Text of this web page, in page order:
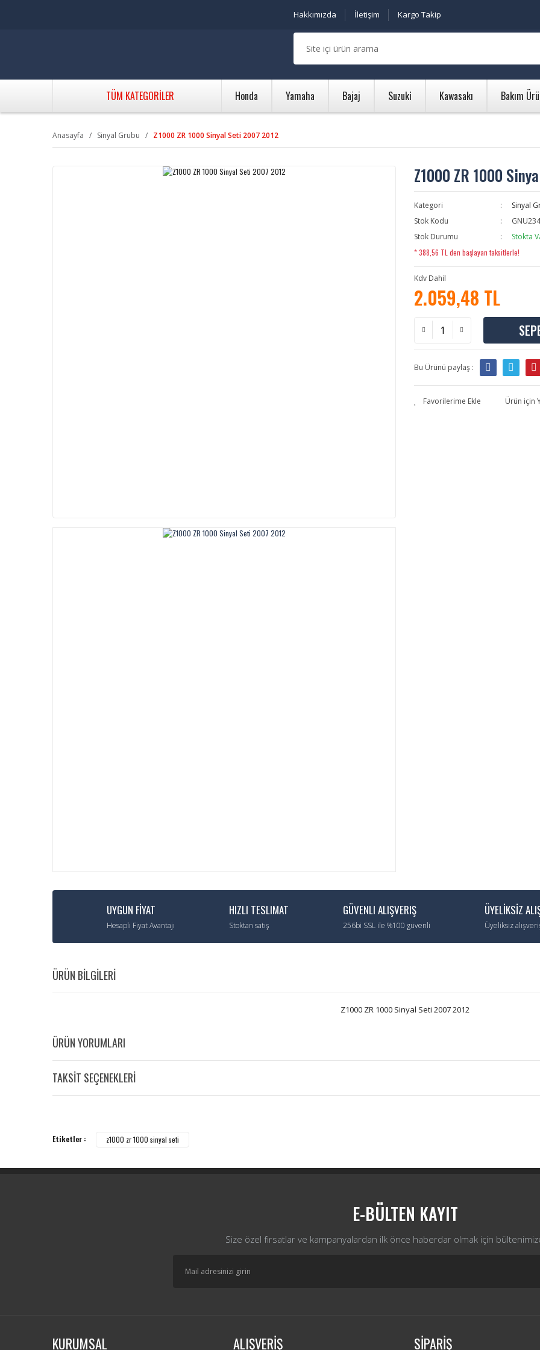
Hakkımızda İletişim Kargo Takip
TÜM KATEGORİLER Honda Yamaha Bajaj Suzuki Kawasakı Bakım
Anasayfa Sinyal Grubu Z1000 ZR 1000 Sinyal Seti 2007 2012
Z1000 ZR 1000
Kategori
Sinyal
Stok Kodu
Stok Durumu
Stokta
* 388,56 TL den başlayan taksitlerle!
Kdv Dahil
2.059,48 TL
Bu Ürünü paylaş :
Ürün için
UYGUN FİYAT
Hesaplı Fiyat Avantajı
HIZLI TESLIMAT
Stoktan satış
GÜVENLI ALIŞVERIŞ
256bi SSL ile %100 güvenli
ÜYELİKSİZ
Üyeliksiz
ÜRÜN BİLGİLERİ
Z1000 ZR 1000 Sinyal Seti 2007 2012
ÜRÜN YORUMLARI
TAKSİT SEÇENEKLERİ
Etiketler : z1000 zr 1000 sinyal seti
E-BÜLTEN KAYIT
Size özel fırsatlar ve kampanyalardan ilk önce haberdar olmak için
KURUMSAL ALIŞVERİŞ SİPARİŞ